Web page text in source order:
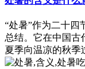
“处暑”作为二十四
总结。它在中国古
夏季向温凉的秋季